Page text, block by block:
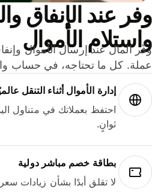
عند الإنفاق
الأموال
كل ما تحتاجه، في حساب
إدارة الأموال أثناء التنقل عالميًا.
احتفظ بعملاتك في متناول
ثوانٍ.
بطاقة خصم مباشر دولية
لا تقلق أبدًا بشأن زيادات